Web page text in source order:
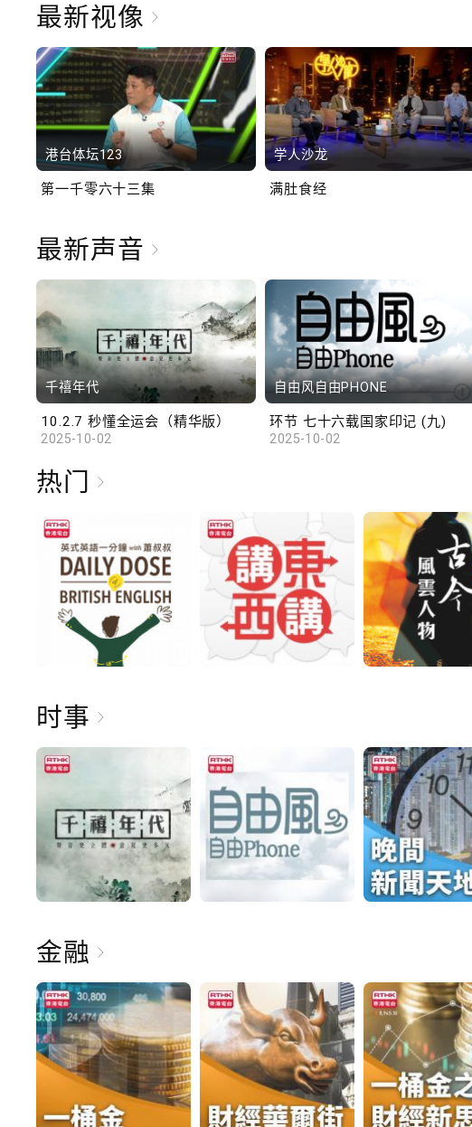
最新视像
港台体坛123
第一千零六十三集
学人沙龙
满肚食经
最新声音
千禧年代
10.2.7 秒懂全运会（精华版）
2025-10-02
自由风自由PHONE
环节 七十六载国家印记 (九)
2025-10-02
热门
时事
金融